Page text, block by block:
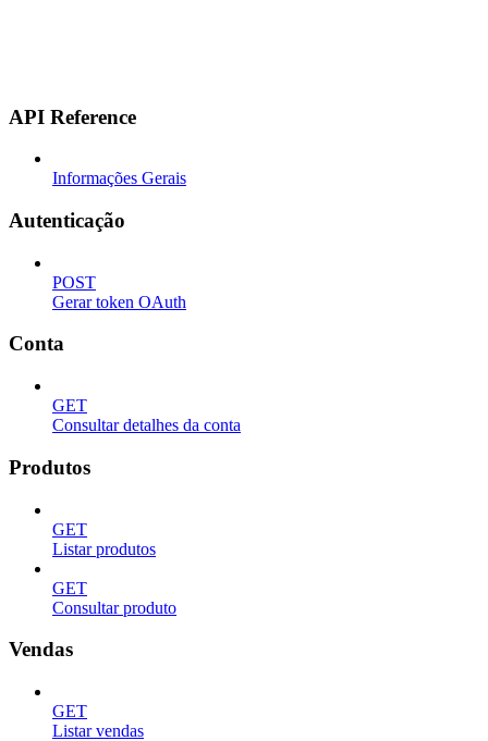
API Reference
Informações Gerais
Autenticação
POST
Gerar token OAuth
Conta
GET
Consultar detalhes da conta
Produtos
GET
Listar produtos
GET
Consultar produto
Vendas
GET
Listar vendas